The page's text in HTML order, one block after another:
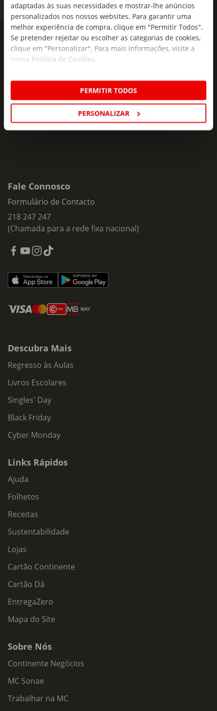
adaptadas às suas necessidades e mostrar-lhe anúncios
personalizados nos nossos websites. Para garantir uma
melhor experiência de compra, clique em "Permitir Todos".
Se pretender rejeitar ou escolher as categorias de cookies,
clique em "Personalizar". Para mais informações, visite a
nossa Política de Cookies.
PERMITIR TODOS
PERSONALIZAR
As novidades mais frescas no
seu e-mail!
ofertas e novidades para si.
Insira o seu e-
Subscrever
Fale Connosco
Formulário de Contacto
218 247 247
(Chamada para a rede fixa nacional)
Descubra Mais
Regresso às Aulas
Livros Escolares
Singles' Day
Black Friday
Cyber Monday
Links Rápidos
Ajuda
Folhetos
Receitas
Sustentabilidade
Lojas
Cartão Continente
Cartão Dá
EntregaZero
Mapa do Site
Sobre Nós
Continente Negócios
MC Sonae
Trabalhar na MC